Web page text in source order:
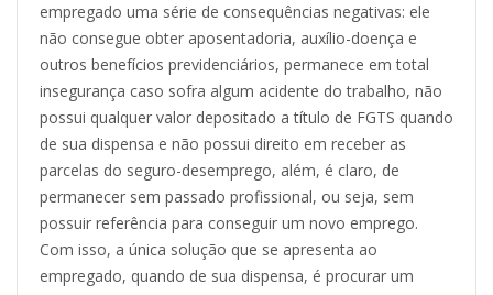
empregado uma série de consequências negativas: ele
não consegue obter aposentadoria, auxílio-doença e
outros benefícios previdenciários, permanece em total
insegurança caso sofra algum acidente do trabalho, não
possui qualquer valor depositado a título de FGTS quando
de sua dispensa e não possui direito em receber as
parcelas do seguro-desemprego, além, é claro, de
permanecer sem passado profissional, ou seja, sem
possuir referência para conseguir um novo emprego.
Com isso, a única solução que se apresenta ao
empregado, quando de sua dispensa, é procurar um